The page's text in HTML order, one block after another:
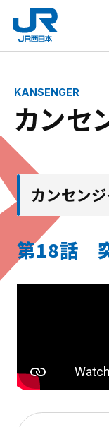
カンセ
カンセン
第18話